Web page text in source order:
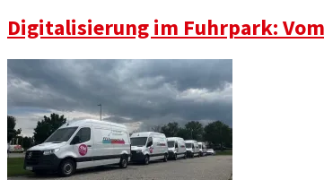
Digitalisierung im Fuhrpark: